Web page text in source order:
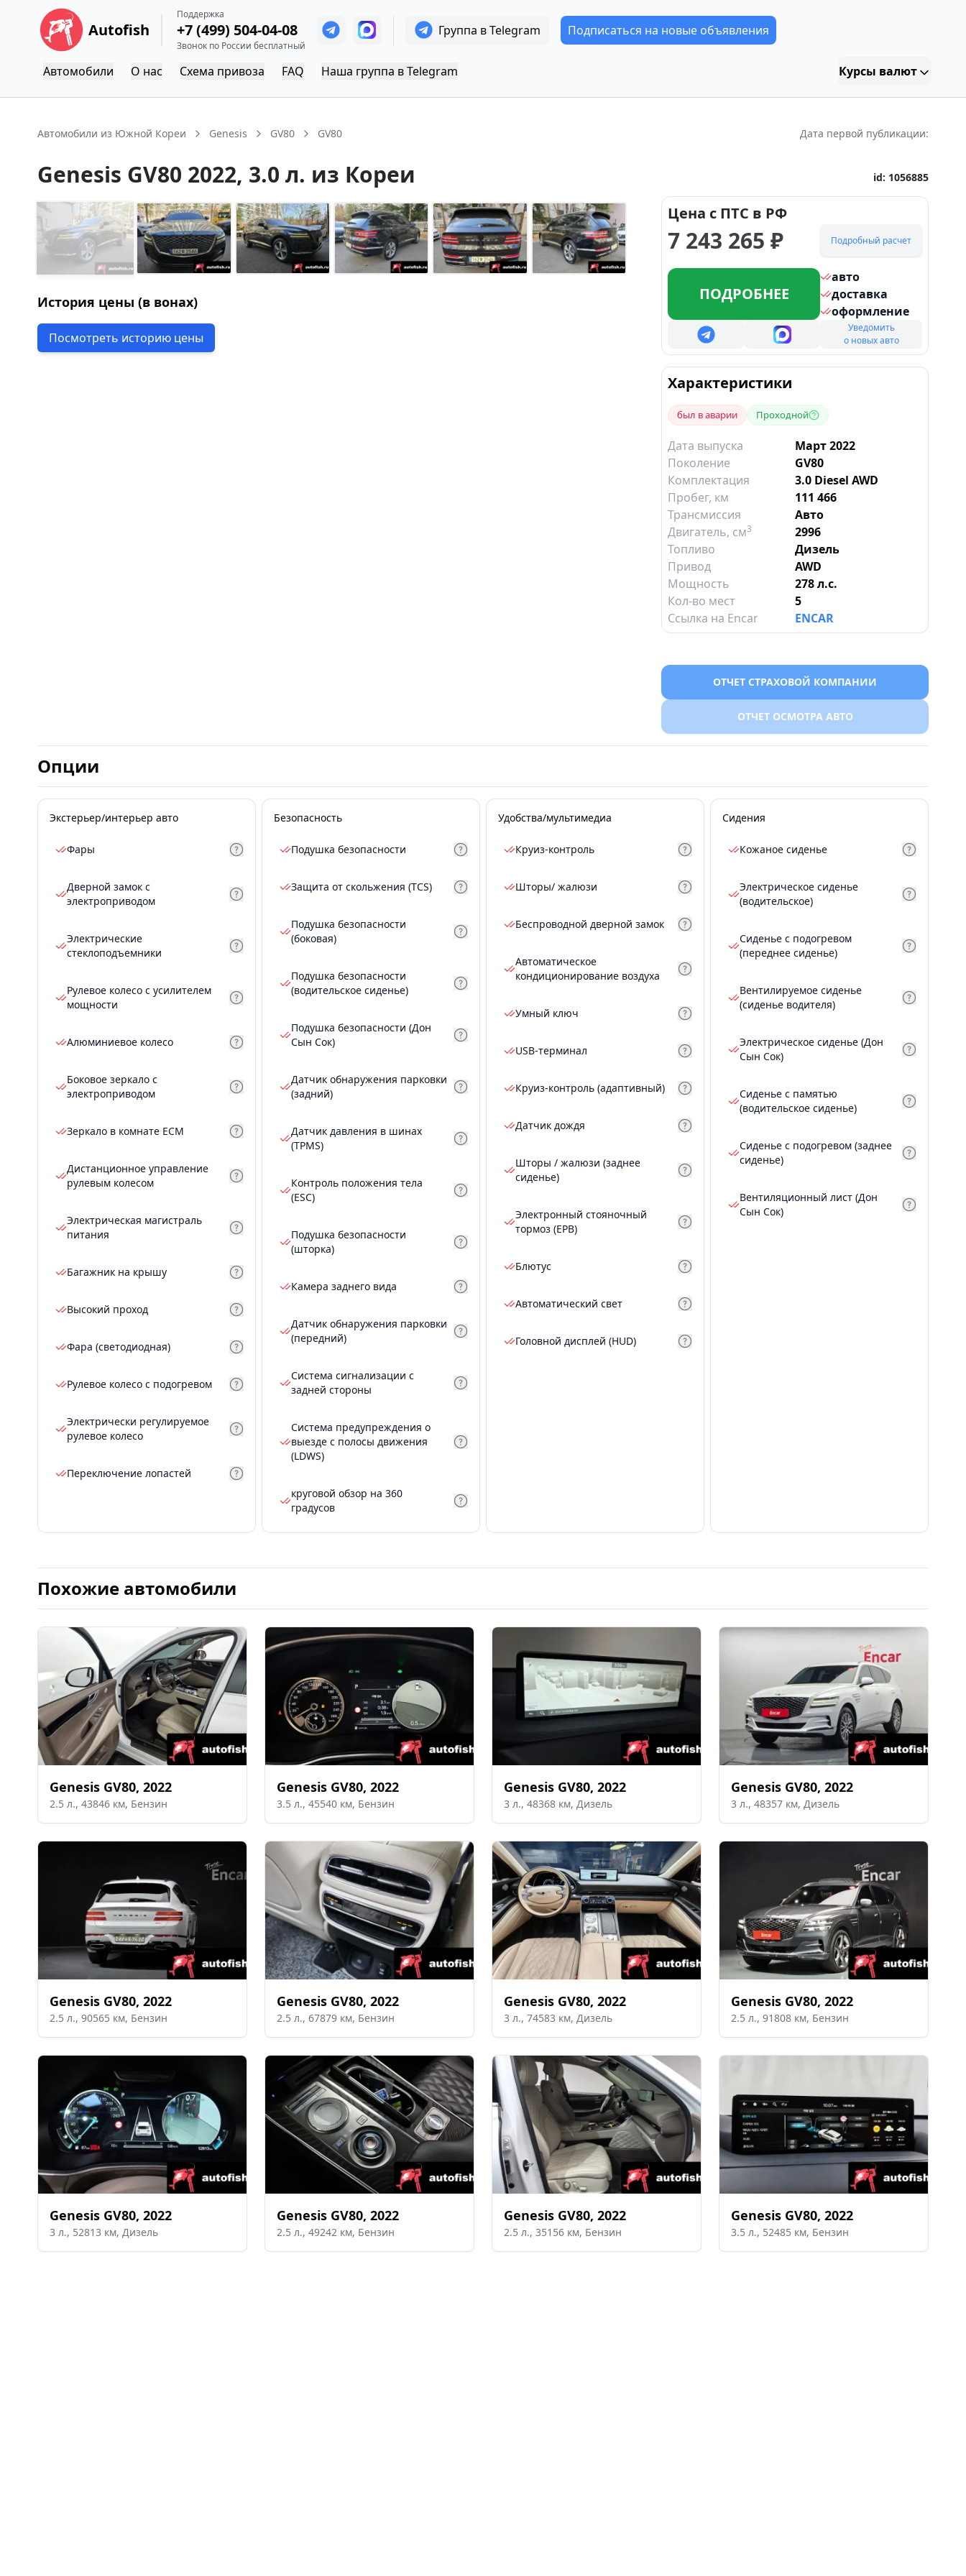
Autofish
Поддержка
+7 (499) 504-04-08
Звонок по России бесплатный
Группа в Telegram Подписаться на новые объявления
Автомобили О нас Схема привоза FAQ Наша группа в Telegram Курсы валют
Автомобили из Южной Кореи Genesis GV80 GV80 Дата первой публикации:
Genesis GV80 2022, 3.0 л. из Кореи id: 1056885
История цены (в вонах)
Посмотреть историю цены
Цена с ПТС в РФ
7 243 265 ₽ Подробный расчет
ПОДРОБНЕЕ
авто
доставка
оформление
Уведомить
о новых авто
Характеристики
был в аварии Проходной
Дата выпуска
Март 2022
Поколение
GV80
Комплектация
3.0 Diesel AWD
Пробег, км
111 466
Трансмиссия
Авто
Двигатель, см3
2996
Топливо
Дизель
Привод
AWD
Мощность
278 л.с.
Кол-во мест
5
Ссылка на Encar
ENCAR
ОТЧЕТ СТРАХОВОЙ КОМПАНИИ
ОТЧЕТ ОСМОТРА АВТО
Опции
Экстерьер/интерьер авто
Фары
Дверной замок с
электроприводом
Электрические
стеклоподъемники
Рулевое колесо с усилителем
мощности
Алюминиевое колесо
Боковое зеркало с
электроприводом
Зеркало в комнате ECM
Дистанционное управление
рулевым колесом
Электрическая магистраль
питания
Багажник на крышу
Высокий проход
Фара (светодиодная)
Рулевое колесо с подогревом
Электрически регулируемое
рулевое колесо
Переключение лопастей
Безопасность
Подушка безопасности
Защита от скольжения (TCS)
Подушка безопасности
(боковая)
Подушка безопасности
(водительское сиденье)
Подушка безопасности (Дон
Сын Сок)
Датчик обнаружения парковки
(задний)
Датчик давления в шинах
(TPMS)
Контроль положения тела
(ESC)
Подушка безопасности
(шторка)
Камера заднего вида
Датчик обнаружения парковки
(передний)
Система сигнализации с
задней стороны
Система предупреждения о
выезде с полосы движения
(LDWS)
круговой обзор на 360
градусов
Удобства/мультимедиа
Круиз-контроль
Шторы/ жалюзи
Беспроводной дверной замок
Автоматическое
кондиционирование воздуха
Умный ключ
USB-терминал
Круиз-контроль (адаптивный)
Датчик дождя
Шторы / жалюзи (заднее
сиденье)
Электронный стояночный
тормоз (EPB)
Блютус
Автоматический свет
Головной дисплей (HUD)
Сидения
Кожаное сиденье
Электрическое сиденье
(водительское)
Сиденье с подогревом
(переднее сиденье)
Вентилируемое сиденье
(сиденье водителя)
Электрическое сиденье (Дон
Сын Сок)
Сиденье с памятью
(водительское сиденье)
Сиденье с подогревом (заднее
сиденье)
Вентиляционный лист (Дон
Сын Сок)
Похожие автомобили
Genesis GV80, 2022
2.5 л., 43846 км, Бензин
Genesis GV80, 2022
3.5 л., 45540 км, Бензин
Genesis GV80, 2022
3 л., 48368 км, Дизель
Genesis GV80, 2022
3 л., 48357 км, Дизель
Genesis GV80, 2022
2.5 л., 90565 км, Бензин
Genesis GV80, 2022
2.5 л., 67879 км, Бензин
Genesis GV80, 2022
3 л., 74583 км, Дизель
Genesis GV80, 2022
2.5 л., 91808 км, Бензин
Genesis GV80, 2022
3 л., 52813 км, Дизель
Genesis GV80, 2022
2.5 л., 49242 км, Бензин
Genesis GV80, 2022
2.5 л., 35156 км, Бензин
Genesis GV80, 2022
3.5 л., 52485 км, Бензин